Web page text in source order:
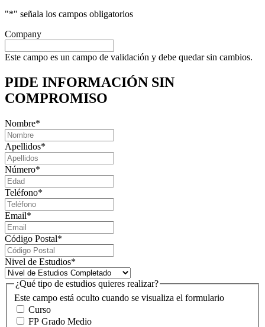
"*" señala los campos obligatorios
Company
Este campo es un campo de validación y debe quedar sin cambios.
PIDE INFORMACIÓN SIN
COMPROMISO
Nombre*
Apellidos*
Número*
Teléfono*
Email*
Código Postal*
Nivel de Estudios*
Este campo está oculto cuando se visualiza el formulario
¿Qué tipo de estudios quieres realizar?
Curso
FP Grado Medio